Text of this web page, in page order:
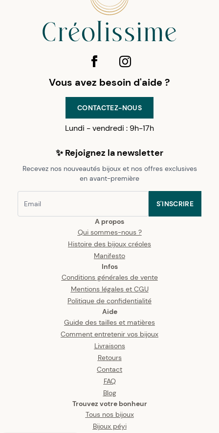
A propos
Qui sommes-nous ?
Histoire des bijoux créoles
Manifesto
Infos
Conditions générales de vente
Mentions légales et CGU
Politique de confidentialité
Aide
Guide des tailles et matières
Comment entretenir vos bijoux
Livraisons
Retours
Contact
FAQ
Blog
Trouvez votre bonheur
Tous nos bijoux
Bijoux péyi
Vous avez besoin d'aide ?
CONTACTEZ-NOUS
Lundi - vendredi : 9h-17h
✨ Rejoignez la newsletter
Recevez nos nouveautés bijoux et nos offres exclusives
en avant-première
S'INSCRIRE